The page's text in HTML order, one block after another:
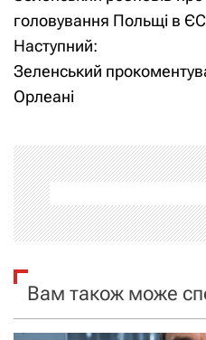
а
в
і
а
ц
і
я
з
головування Польщі в ЄС
Наступний:
Зеленський
Орлеані
Вам також може